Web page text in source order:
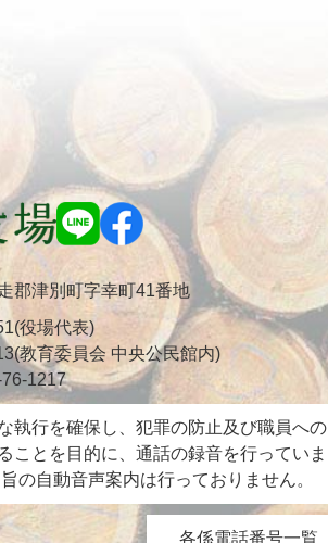
郡津別町字幸町41番地
役場代表)
教育委員会 中央公民館内)
1217
執行を確保し、犯罪の防止及び職員への
ことを目的に、通話の録音を行っていま
の自動音声案内は行っておりません。
各係電話番号一覧